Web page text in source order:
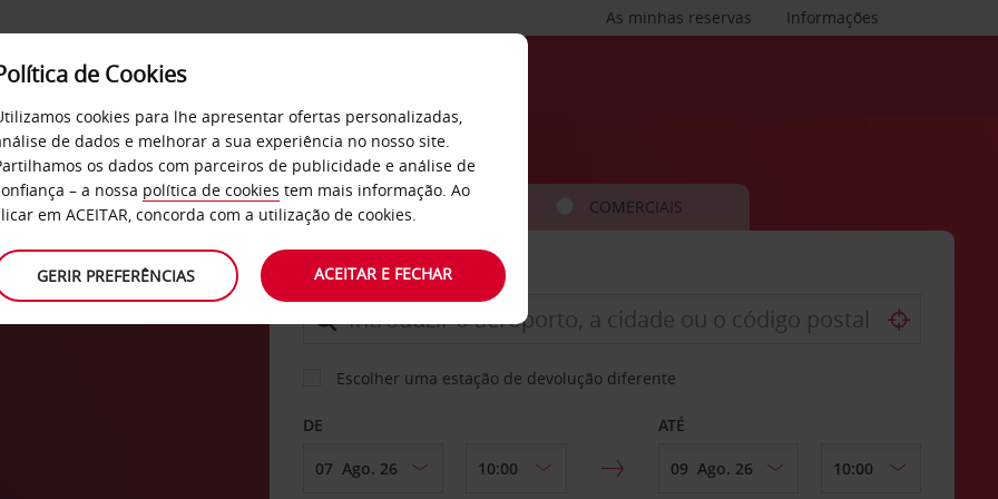
Informações
As minhas reservas
SERVIÇOS EMPRESAS
CARRO COMERCIAIS
LEVANTAR EM
Escolher uma estação de devolução diferente
DE ATÉ
de Cookies
cookies para lhe apresentar ofertas personalizadas,
de dados e melhorar a sua experiência no nosso site.
os dados com parceiros de publicidade e análise de
– a nossa política de cookies tem mais informação. Ao
em ACEITAR, concorda com a utilização de cookies.
GERIR PREFERÊNCIAS ACEITAR E FECHAR